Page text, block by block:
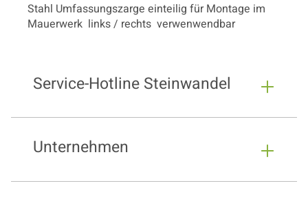
Stahl Umfassungszarge einteilig für Montage im
Mauerwerk links / rechts verwenwendbar
Service-Hotline Steinwandel
Unternehmen